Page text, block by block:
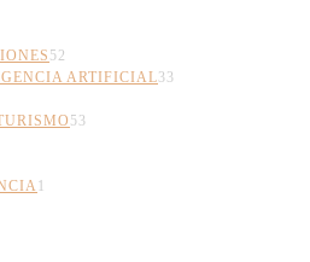
52
ARTIFICIAL33
53
1